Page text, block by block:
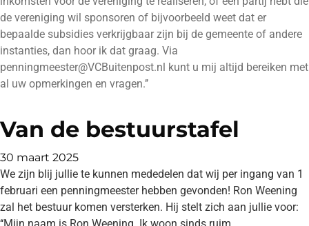
de vereniging wil sponsoren of bijvoorbeeld weet dat er
bepaalde subsidies verkrijgbaar zijn bij de gemeente of andere
instanties, dan hoor ik dat graag. Via
penningmeester@VCBuitenpost.nl kunt u mij altijd bereiken met
al uw opmerkingen en vragen.’’
Van de bestuurstafel
30 maart 2025
We zijn blij jullie te kunnen mededelen dat wij per ingang van 1
februari een penningmeester hebben gevonden! Ron Weening
zal het bestuur komen versterken. Hij stelt zich aan jullie voor: